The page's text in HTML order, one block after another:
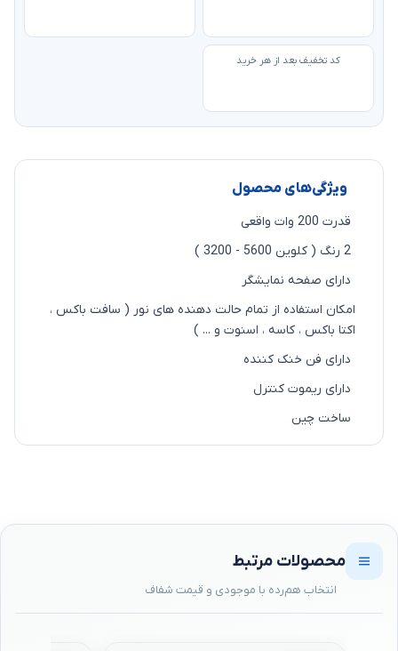
کد تخفیف بعد از هر خرید
ویژگی‌های محصول
قدرت 200 وات واقعی
2 رنگ ( کلوین 5600 - 3200 )
دارای صفحه نمایشگر
امکان استفاده از تمام حالت دهنده های نور ( سافت باکس ،
اکتا باکس ، کاسه ، اسنوت و ... )
دارای فن خنک کننده
دارای ریموت کنترل
ساخت چین
محصولات مرتبط